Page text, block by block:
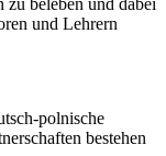
und Lehrern
polnische
bestehen